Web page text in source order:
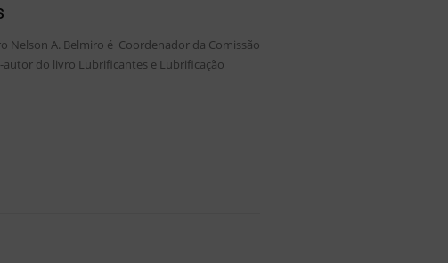
Nelson A. Belmiro é Coordenador da Comissão
autor do livro Lubrificantes e Lubrificação